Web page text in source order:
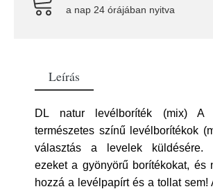
a nap 24 órájában nyitva
Leírás
DL natur levélboríték (mix) A
természetes színű levélborítékok
választás a levelek küldésére.
ezeket a gyönyörű borítékokat, és
hozzá a levélpapírt és a tollat sem!